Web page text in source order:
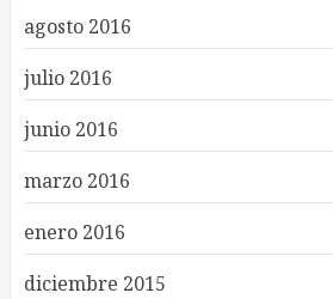
agosto 2016
julio 2016
junio 2016
marzo 2016
enero 2016
diciembre 2015